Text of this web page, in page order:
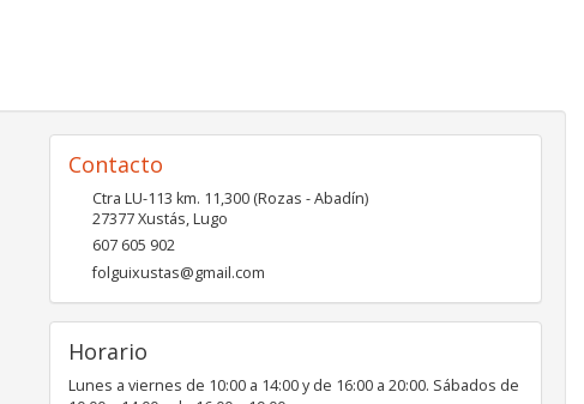
Contacto
Ctra LU-113 km. 11,300 (Rozas - Abadín)
27377Xustás,Lugo
607 605 902
folguixustas@gmail.com
Horario
Lunes a viernes de 10:00 a 14:00 y de 16:00 a 20:00. Sábados de